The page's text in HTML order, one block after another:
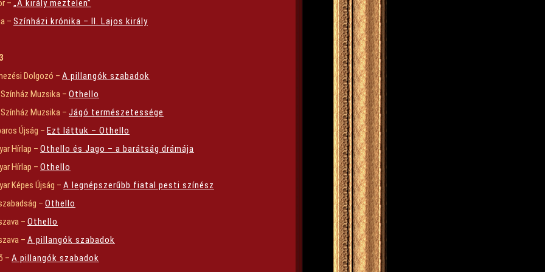
– „A király meztelen”
– Színházi krónika – II. Lajos király
Dolgozó – A pillangók szabadok
Muzsika – Othello
Muzsika – Jágó természetessége
Újság – Ezt láttuk – Othello
Hírlap – Othello és Jago – a barátság drámája
Hírlap – Othello
Képes Újság – A legnépszerűbb fiatal pesti színész
– Othello
– Othello
– A pillangók szabadok
– A pillangók szabadok